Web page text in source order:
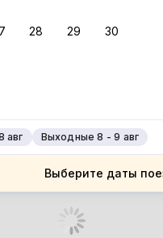
28 29 30
авг Выходные 8 - 9 авг
Выберите даты